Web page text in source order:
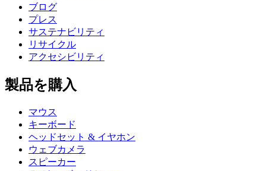
ブログ
プレス
サステナビリティ
リサイクル
アクセシビリティ
製品を購入
マウス
キーボード
ヘッドセット & イヤホン
ウェブカメラ
スピーカー